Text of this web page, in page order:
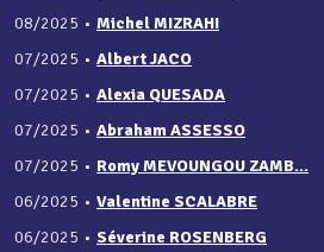
08/2025 • Michel MIZRAHI
07/2025 • Albert JACO
07/2025 • Alexia QUESADA
07/2025 • Abraham ASSESSO
07/2025 • Romy MEVOUNGOU ZAMB...
06/2025 • Valentine SCALABRE
06/2025 • Séverine ROSENBERG